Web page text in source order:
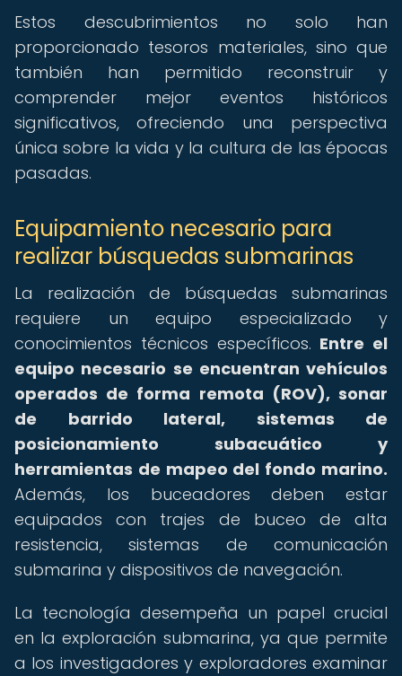
Estos descubrimientos no solo han
proporcionado tesoros materiales, sino que
también han permitido reconstruir y
comprender mejor eventos históricos
significativos, ofreciendo una perspectiva
única sobre la vida y la cultura de las épocas
pasadas.
Equipamiento necesario para
realizar búsquedas submarinas
La realización de búsquedas submarinas
requiere un equipo especializado y
conocimientos técnicos específicos. Entre el
equipo necesario se encuentran vehículos
operados de forma remota (ROV), sonar
de barrido lateral, sistemas de
posicionamiento subacuático y
herramientas de mapeo del fondo marino.
Además, los buceadores deben estar
equipados con trajes de buceo de alta
resistencia, sistemas de comunicación
submarina y dispositivos de navegación.
La tecnología desempeña un papel crucial
en la exploración submarina, ya que permite
a los investigadores y exploradores examinar